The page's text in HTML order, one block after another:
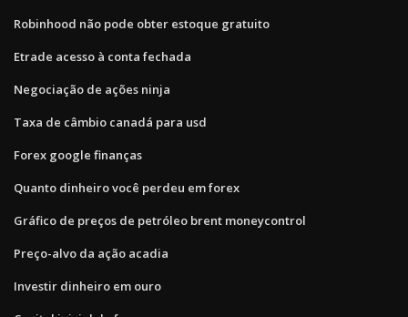
Robinhood não pode obter estoque gratuito
Etrade acesso à conta fechada
Negociação de ações ninja
Taxa de câmbio canadá para usd
Forex google finanças
Quanto dinheiro você perdeu em forex
Gráfico de preços de petróleo brent moneycontrol
Preço-alvo da ação acadia
Investir dinheiro em ouro